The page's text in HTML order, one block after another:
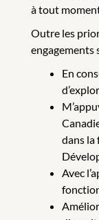
à tout
Outre les
engagements
En
dans la
Avec